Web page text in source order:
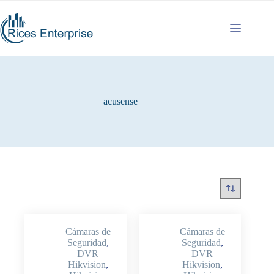
contenido
acusense
Cámaras de
Seguridad,
DVR
Hikvision,
Cámaras de
Seguridad,
DVR
Hikvision,